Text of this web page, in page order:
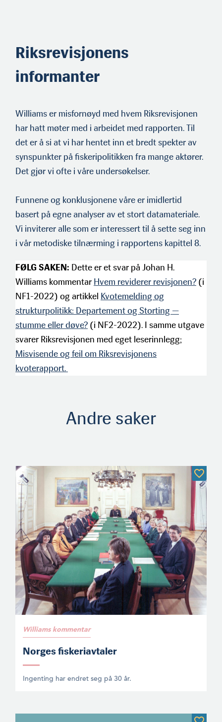
Riksrevisjonens
informanter
Williams er misfornøyd med hvem Riksrevisjonen
har hatt møter med i arbeidet med rapporten. Til
det er å si at vi har hentet inn et bredt spekter av
synspunkter på fiskeripolitikken fra mange aktører.
Det gjør vi ofte i våre undersøkelser.
Funnene og konklusjonene våre er imidlertid
basert på egne ana­lyser av et stort datamateriale.
Vi inviterer alle som er inter­essert til å sette seg inn
i vår metodiske tilnærming i rappor­tens kapittel 8.
FØLG SAKEN: Dette er et svar på Johan H.
Williams kommentar Hvem reviderer revisjonen? (i
NF1-2022) og artikkel Kvotemelding og
strukturpolitikk: Departement og Storting —
stumme eller døve? (i NF2-2022). I samme utgave
svarer Riksrevisjonen med eget leserinnlegg;
Misvisende og feil om Riksrevisjonens
kvoterapport.
Andre saker
Williams kommentar
Norges fiskeriavtaler
Ingenting har endret seg på 30 år.